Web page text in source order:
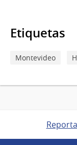
Etiquetas
Montevideo